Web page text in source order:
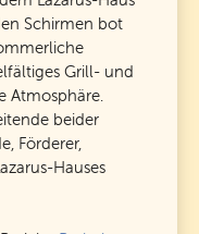
Schirmen bot
Grill- und
Atmosphäre.
beider
Förderer,
Hauses